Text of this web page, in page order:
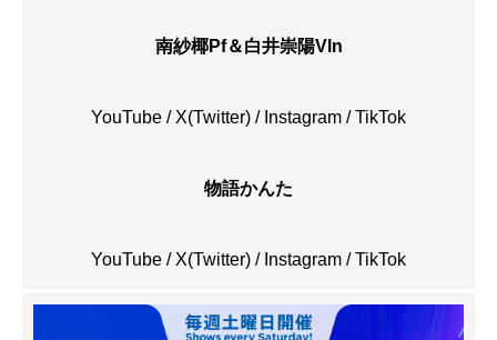
南紗椰Pf＆白井崇陽Vln
YouTube / X(Twitter) / Instagram /TikTok
物語かんた
YouTube / X(Twitter) / Instagram /TikTok